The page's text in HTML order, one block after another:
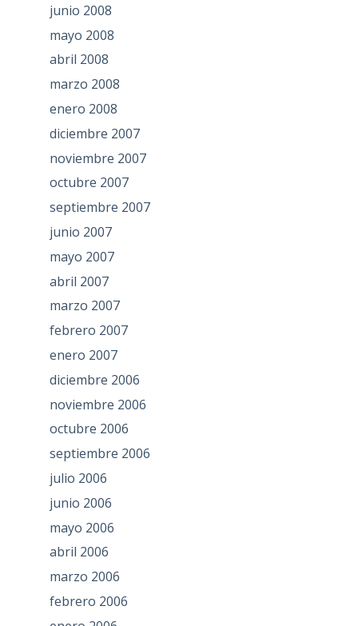
junio 2008
mayo 2008
abril 2008
marzo 2008
enero 2008
diciembre 2007
noviembre 2007
octubre 2007
septiembre 2007
junio 2007
mayo 2007
abril 2007
marzo 2007
febrero 2007
enero 2007
diciembre 2006
noviembre 2006
octubre 2006
septiembre 2006
julio 2006
junio 2006
mayo 2006
abril 2006
marzo 2006
febrero 2006